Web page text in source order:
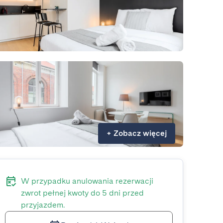
+ Zobacz więcej
W przypadku anulowania rezerwacji
zwrot pełnej kwoty do 5 dni przed
przyjazdem.